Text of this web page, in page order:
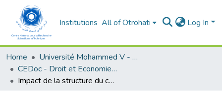
Institutions All of Otrohati Log In
Home
Université Mohammed V - Rabat
CEDoc - Droit et Economie (FSJES Agdal)
Impact de la structure du capital sur la gouvernance des entreprises : Cas des entreprises cotées à la bourse de Casablanca